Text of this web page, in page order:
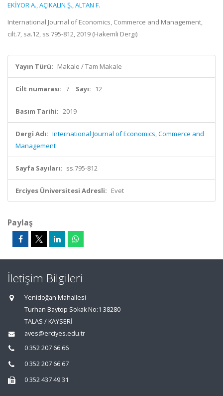
EKİYOR A.,AÇIKALIN Ş.,ALTAN F.
International Journal of Economics, Commerce and Management,
cilt.7, sa.12, ss.795-812, 2019 (Hakemli Dergi)
Yayın Türü: Makale / Tam Makale
Cilt numarası: 7 Sayı: 12
Basım Tarihi: 2019
Dergi Adı: International Journal of Economics, Commerce and
Management
Sayfa Sayıları: ss.795-812
Erciyes Üniversitesi Adresli: Evet
Paylaş
İletişim Bilgileri
Yenidoğan Mahallesi
Turhan Baytop Sokak No:1 38280
TALAS / KAYSERİ
aves@erciyes.edu.tr
0 352 207 66 66
0 352 207 66 67
0 352 437 49 31